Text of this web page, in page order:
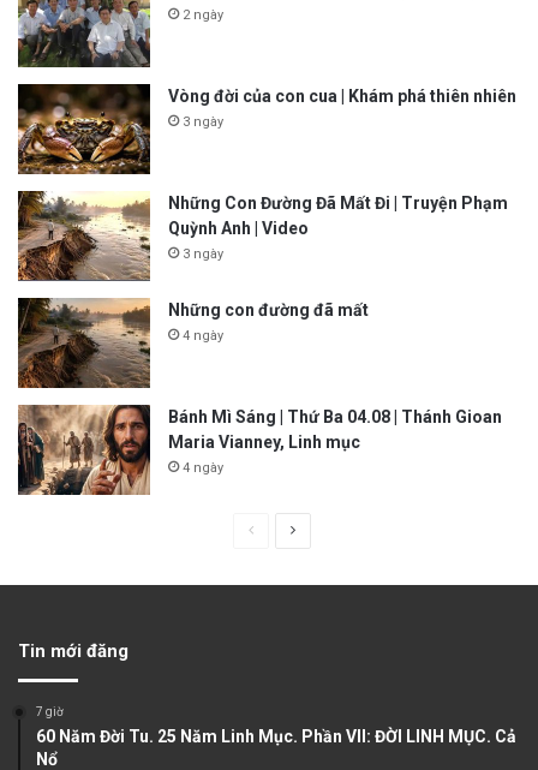
2 ngày
Vòng đời của con cua | Khám phá thiên nhiên
3 ngày
Những Con Đường Đã Mất Đi | Truyện Phạm
Quỳnh Anh | Video
3 ngày
Những con đường đã mất
4 ngày
Bánh Mì Sáng | Thứ Ba 04.08 | Thánh Gioan
Maria Vianney, Linh mục
4 ngày
u
g
Tin mới đăng
7 giờ
60 Năm Đời Tu. 25 Năm Linh Mục. Phần VII: ĐỜI LINH MỤC. Cả
Nổ